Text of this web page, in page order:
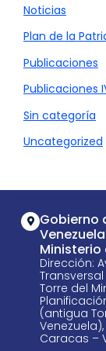
Noticias
Plan de la
Publicaciones
Publicaciones
Sin categoría
Uncategorized
Gobierno
Venezuela
Ministerio
Dirección:
Torre del
(antigua
Caracas –